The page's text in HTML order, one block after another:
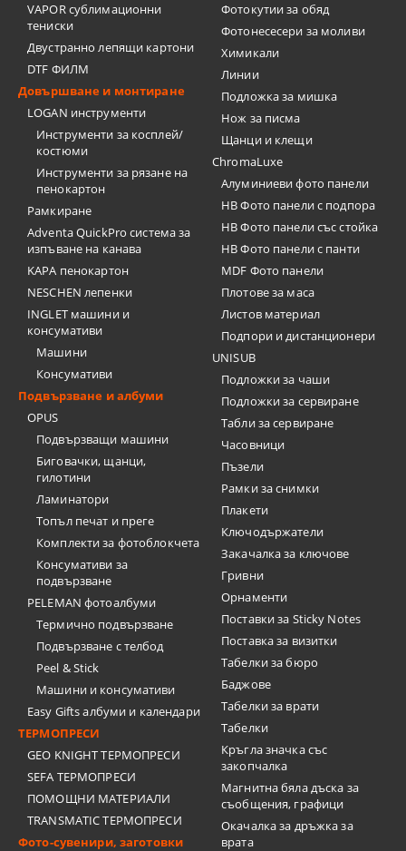
VAPOR сублимационни
тениски
Двустранно лепящи картони
DTF ФИЛМ
Довършване и монтиране
LOGAN инструменти
Инструменти за косплей/
костюми
Инструменти за рязане на
пенокартон
Рамкиране
Adventa QuickPro система за
изпъване на канава
KAPA пенокартон
NESCHEN лепенки
INGLET машини и
консумативи
Машини
Консумативи
Подвързване и албуми
OPUS
Подвързващи машини
Биговачки, щанци,
гилотини
Ламинатори
Топъл печат и преге
Комплекти за фотоблокчета
Консумативи за
подвързване
PELEMAN фотоалбуми
Термично подвързване
Подвързване с телбод
Peel & Stick
Машини и консумативи
Easy Gifts албуми и календари
ТЕРМОПРЕСИ
GEO KNIGHT ТЕРМОПРЕСИ
SEFA ТЕРМОПРЕСИ
ПОМОЩНИ МАТЕРИАЛИ
TRANSMATIC ТЕРМОПРЕСИ
Фото-сувенири, заготовки
Фотокутии за обяд
Фотонесесери за моливи
Химикали
Линии
Подложка за мишка
Нож за писма
Щанци и клещи
ChromaLuxe
Алуминиеви фото панели
HB Фото панели с подпора
HB Фото панели със стойка
HB Фото панели с панти
MDF Фото панели
Плотове за маса
Листов материал
Подпори и дистанционери
UNISUB
Подложки за чаши
Подложки за сервиране
Табли за сервиране
Часовници
Пъзели
Рамки за снимки
Плакети
Ключодържатели
Закачалка за ключове
Гривни
Орнаменти
Поставки за Sticky Notes
Поставка за визитки
Tабелки за бюро
Баджове
Табелки за врати
Табелки
Кръгла значка със
закопчалка
Магнитна бяла дъска за
съобщения, графици
Окачалка за дръжка за
врата